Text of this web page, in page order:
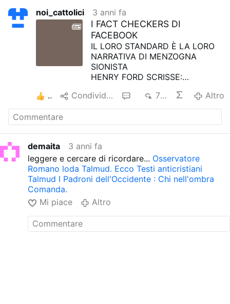
noi_cattolici 3 anni fa
I FACT CHECKERS DI
FACEBOOK
IL LORO STANDARD È LA LORO
NARRATIVA DI MENZOGNA
SIONISTA
HENRY FORD SCRISSE:
internazionali temono più della
verità, o qualunque suggerimento
piani”
THE INTERNATIONAL JEW
(Libera Espressione)
2 Condividere 719 Altro
demaita
3 anni fa
leggere e cercare di ricordare... Osservatore
Romano loda Talmud. Ecco Testi anticristiani
Talmud I Padroni dell'Occidente : Chi nell'ombra
Comanda.
Mi piace
Altro